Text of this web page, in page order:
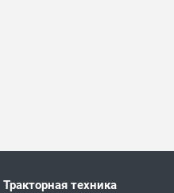
Тракторная техника